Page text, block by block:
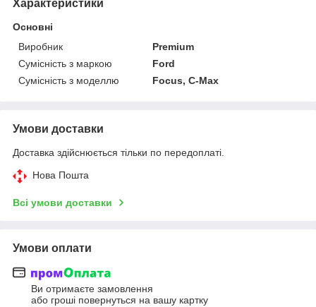
Характеристики
Основні
Виробник
Premium
Сумісність з маркою
Ford
Сумісність з моделлю
Focus, C-Max
Умови доставки
Доставка здійснюється тільки по передоплаті.
Нова Пошта
Всі умови доставки
Умови оплати
Ви отримаєте замовлення
або гроші повернуться на вашу картку